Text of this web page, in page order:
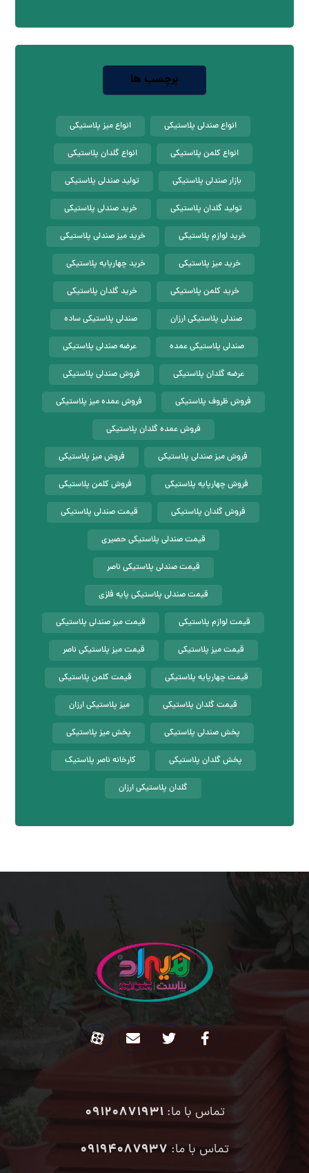
برچسب ها
انواع صندلی پلاستیکی انواع میز پلاستیکی
انواع کلمن پلاستیکی انواع گلدان پلاستیکی
بازار صندلی پلاستیکی تولید صندلی پلاستیکی
تولید گلدان پلاستیکی خرید صندلی پلاستیکی
خرید لوازم پلاستیکی خرید میز صندلی پلاستیکی
خرید میز پلاستیکی خرید چهارپایه پلاستیکی
خرید کلمن پلاستیکی خرید گلدان پلاستیکی
صندلی پلاستیکی ارزان صندلی پلاستیکی ساده
صندلی پلاستیکی عمده عرضه صندلی پلاستیکی
عرضه گلدان پلاستیکی فروش صندلی پلاستیکی
فروش ظروف پلاستیکی فروش عمده میز پلاستیکی
فروش عمده گلدان پلاستیکی
فروش میز صندلی پلاستیکی فروش میز پلاستیکی
فروش چهارپایه پلاستیکی فروش کلمن پلاستیکی
فروش گلدان پلاستیکی قیمت صندلی پلاستیکی
قیمت صندلی پلاستیکی حصیری
قیمت صندلی پلاستیکی ناصر
قیمت صندلی پلاستیکی پایه فلزی
قیمت لوازم پلاستیکی قیمت میز صندلی پلاستیکی
قیمت میز پلاستیکی قیمت میز پلاستیکی ناصر
قیمت چهارپایه پلاستیکی قیمت کلمن پلاستیکی
قیمت گلدان پلاستیکی میز پلاستیکی ارزان
پخش صندلی پلاستیکی پخش میز پلاستیکی
پخش گلدان پلاستیکی کارخانه ناصر پلاستیک
گلدان پلاستیکی ارزان
تماس با ما:09120871931
تماس با ما: ۰۹۱۹۴۰۸۷۹۳۷